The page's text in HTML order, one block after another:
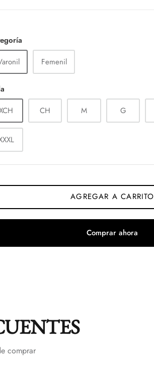
Femenil
CH M G
AGREGAR A CARRITO
Comprar ahora
comprar